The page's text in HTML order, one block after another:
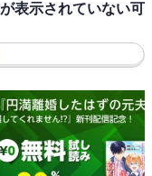
表示されていない可